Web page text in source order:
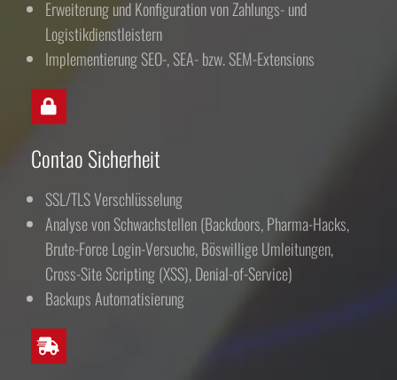
Erweiterung und Konfiguration von Zahlungs- und
Logistikdienstleistern
Implementierung SEO-, SEA- bzw. SEM-Extensions
Contao Sicherheit
SSL/TLS Verschlüsselung
Analyse von Schwachstellen (Backdoors, Pharma-Hacks,
Brute-Force Login-Versuche, Böswillige Umleitungen,
Cross-Site Scripting (XSS), Denial-of-Service)
Backups Automatisierung